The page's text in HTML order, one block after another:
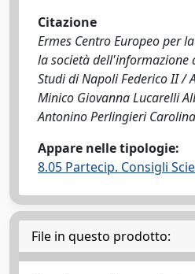
Citazione
Ermes Centro Europeo per
la società dell'informazione
Studi di Napoli Federico II /
Minico Giovanna Lucarelli
Antonino Perlingieri
Appare nelle tipologie:
8.05 Partecip. Consigli
File in questo prodotto: